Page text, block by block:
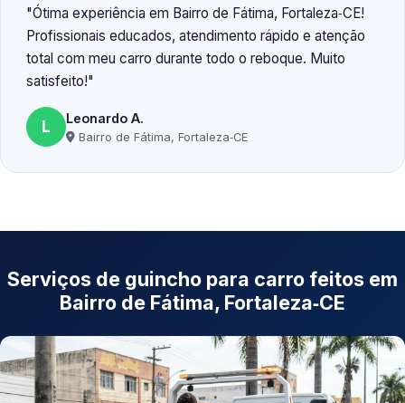
Ótima experiência em Bairro de Fátima, Fortaleza‑CE!
Profissionais educados, atendimento rápido e atenção
total com meu carro durante todo o reboque. Muito
satisfeito!
L Leonardo A.
Bairro de Fátima, Fortaleza‑CE
Serviços de guincho para carro feitos em
Bairro de Fátima, Fortaleza‑CE